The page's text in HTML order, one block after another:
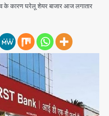
के कारण घरेलू शेयर बाजार आज लगातार